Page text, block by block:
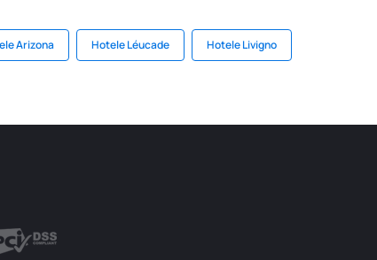
Arizona Hotele Léucade Hotele Livigno